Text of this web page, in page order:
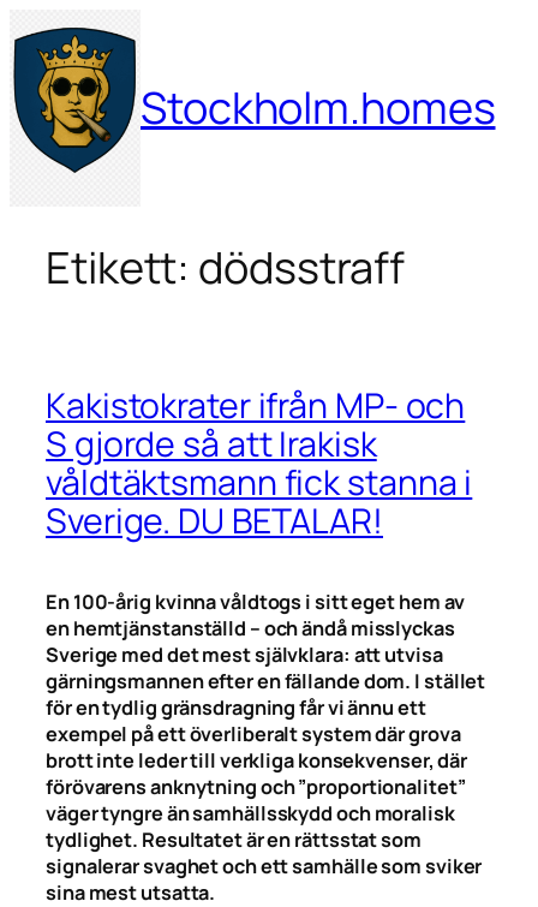
Hoppa
till
innehåll
Stockholm.homes
Etikett: dödsstraff
Kakistokrater ifrån MP- och
S gjorde så att Irakisk
våldtäktsmann fick stanna i
Sverige. DU BETALAR!
En 100-årig kvinna våldtogs i sitt eget hem av
en hemtjänstanställd – och ändå misslyckas
Sverige med det mest självklara: att utvisa
gärningsmannen efter en fällande dom. I stället
för en tydlig gränsdragning får vi ännu ett
exempel på ett överliberalt system där grova
brott inte leder till verkliga konsekvenser, där
förövarens anknytning och ”proportionalitet”
väger tyngre än samhällsskydd och moralisk
tydlighet. Resultatet är en rättsstat som
signalerar svaghet och ett samhälle som sviker
sina mest utsatta.